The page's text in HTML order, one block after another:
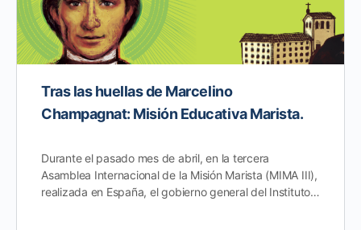
Tras las huellas de Marcelino
Champagnat: Misión Educativa Marista.
Durante el pasado mes de abril, en la tercera
Asamblea Internacional de la Misión Marista (MIMA III),
realizada en España, el gobierno general del Instituto…